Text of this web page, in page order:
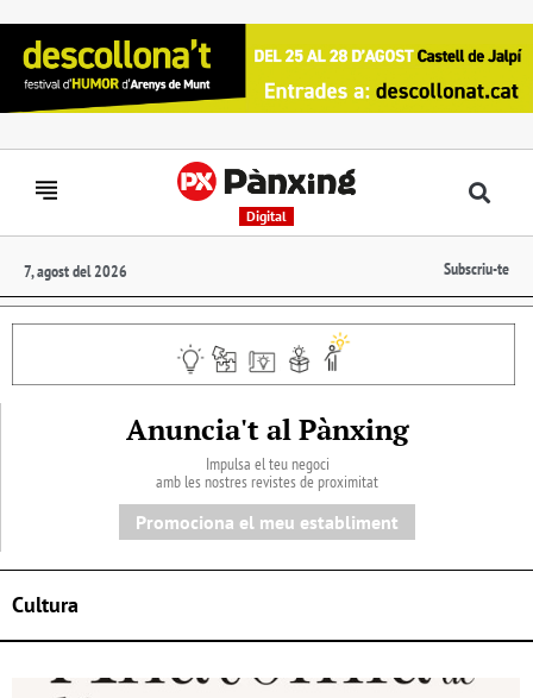
Digital
7, agost del 2026 Subscriu-te
Anuncia't al Pànxing
Impulsa el teu negoci
amb les nostres revistes de proximitat
Promociona el meu establiment
Cultura